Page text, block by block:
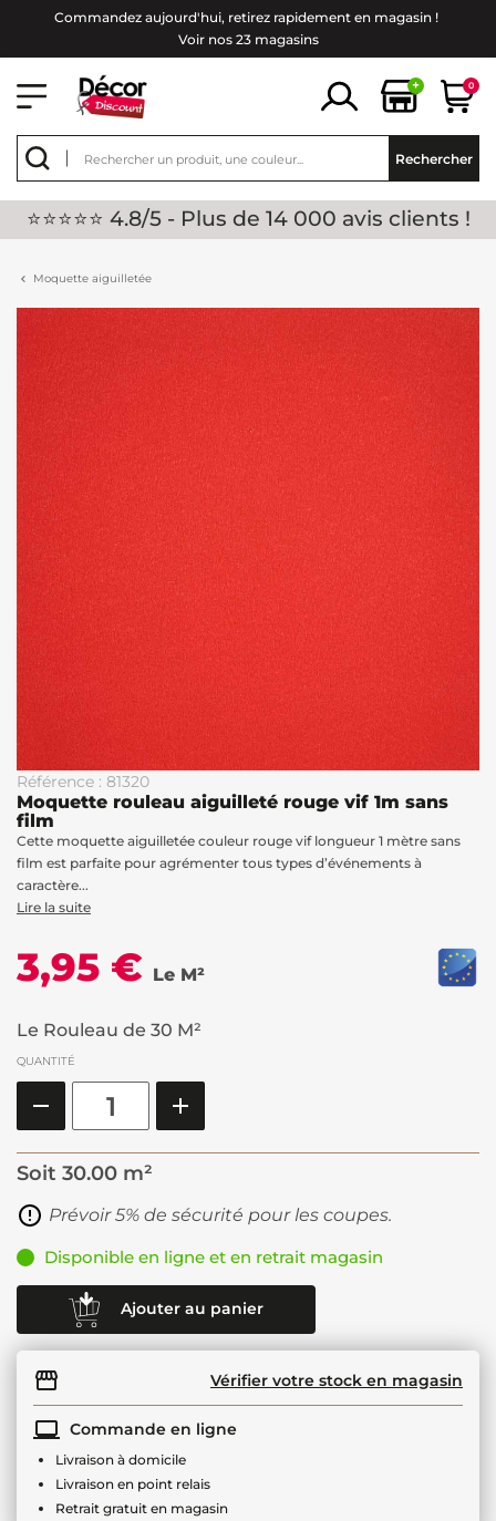
Commandez aujourd'hui, retirez rapidement en magasin !
Voir nos 23 magasins
+ 0
Rechercher
⭐⭐⭐⭐⭐ 4.8/5 - Plus de 14 000 avis clients !
Moquette aiguilletée
Référence : 81320
Moquette rouleau aiguilleté rouge vif 1m sans
film
Cette moquette aiguilletée couleur rouge vif longueur 1 mètre sans
film est parfaite pour agrémenter tous types d’événements à
caractère...
Lire la suite
3,95 € Le M²
Le Rouleau de 30 M²
QUANTITÉ
Soit 30.00 m²
Prévoir 5% de sécurité pour les coupes.
Disponible en ligne et en retrait magasin
Ajouter au panier
Vérifier votre stock en magasin
Commande en ligne
Livraison à domicile
Livraison en point relais
Retrait gratuit en magasin